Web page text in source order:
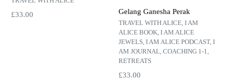
Harga
£33.00 Gelang Ganesha Perak
TRAVEL WITH ALICE, I AM
ALICE BOOK, I AM ALICE
JEWELS, I AM ALICE PODCAST, I
AM JOURNAL, COACHING 1-1,
RETREATS
Harga
£33.00